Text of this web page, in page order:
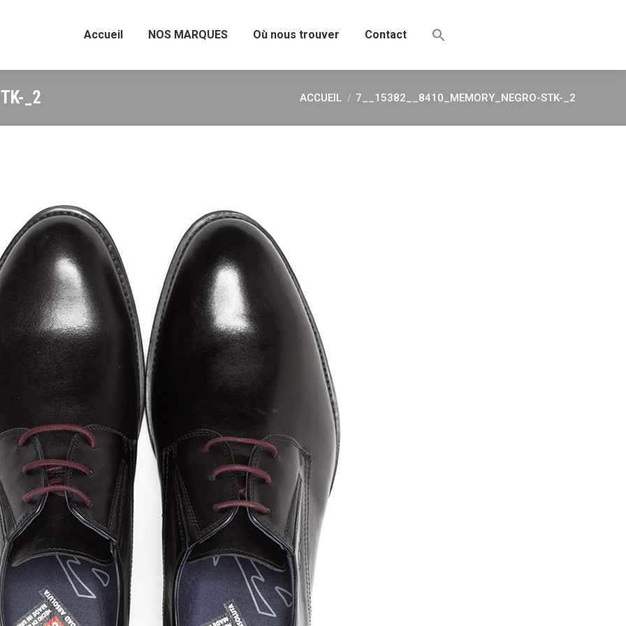
Accueil NOS MARQUES Où nous trouver Contact
_2 Vous êtes ici :
ACCUEIL 7__15382__8410_MEMORY_NEGRO-STK-_2